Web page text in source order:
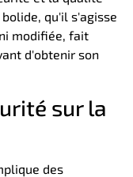
qu'il s'agisse
modifiée, fait
d'obtenir son
sur la
des